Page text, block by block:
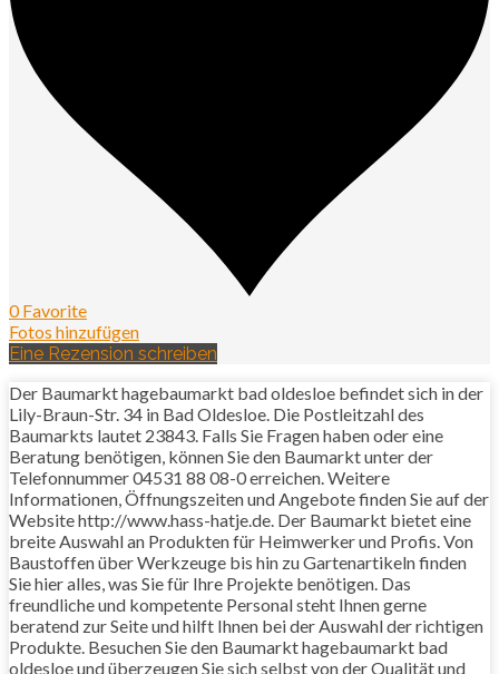
0 Favorite
Fotos hinzufügen
Eine Rezension schreiben
Der Baumarkt hagebaumarkt bad oldesloe befindet sich in der
Lily-Braun-Str. 34 in Bad Oldesloe. Die Postleitzahl des
Baumarkts lautet 23843. Falls Sie Fragen haben oder eine
Beratung benötigen, können Sie den Baumarkt unter der
Telefonnummer 04531 88 08-0 erreichen. Weitere
Informationen, Öffnungszeiten und Angebote finden Sie auf der
Website http://www.hass-hatje.de. Der Baumarkt bietet eine
breite Auswahl an Produkten für Heimwerker und Profis. Von
Baustoffen über Werkzeuge bis hin zu Gartenartikeln finden
Sie hier alles, was Sie für Ihre Projekte benötigen. Das
freundliche und kompetente Personal steht Ihnen gerne
beratend zur Seite und hilft Ihnen bei der Auswahl der richtigen
Produkte. Besuchen Sie den Baumarkt hagebaumarkt bad
oldesloe und überzeugen Sie sich selbst von der Qualität und